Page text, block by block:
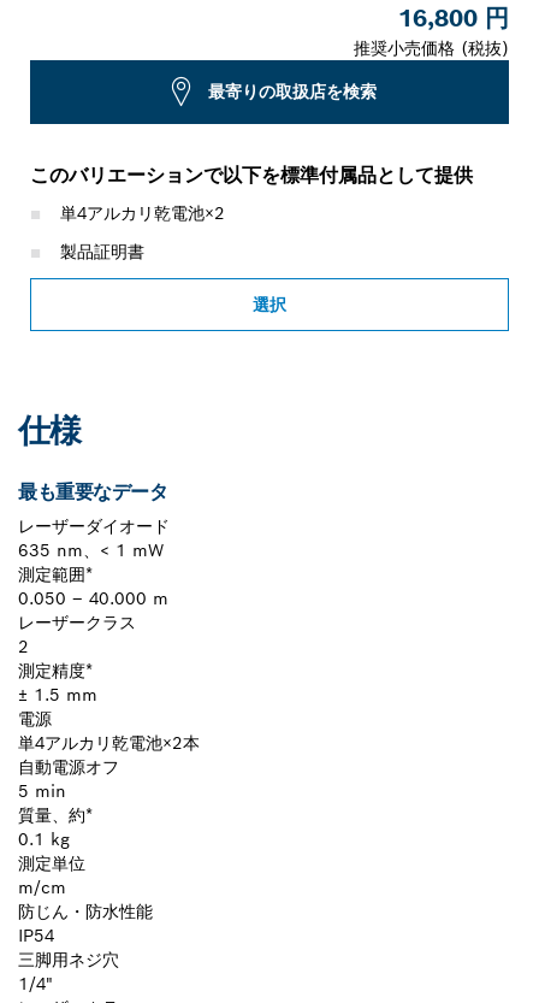
16,800 円
推奨小売価格 (税抜)
最寄りの取扱店を検索
このバリエーションで以下を標準付属品として提供
単4アルカリ乾電池×2
製品証明書
選択
仕様
最も重要なデータ
レーザーダイオード
635 nm、< 1 mW
測定範囲*
0.050 – 40.000 m
レーザークラス
2
測定精度*
± 1.5 mm
電源
単4アルカリ乾電池×2本
自動電源オフ
5 min
質量、約*
0.1 kg
測定単位
m/cm
防じん・防水性能
IP54
三脚用ネジ穴
1/4"